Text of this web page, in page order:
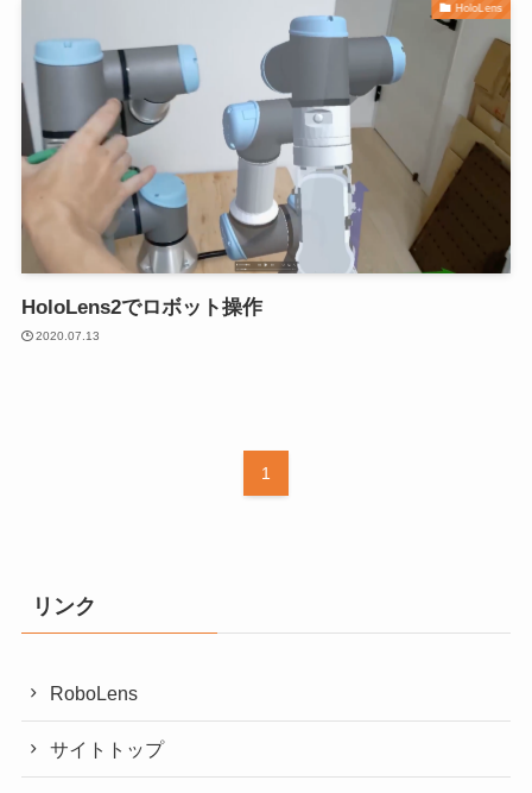
HoloLens
HoloLens2でロボット操作
2020.07.13
1
リンク
RoboLens
サイトトップ